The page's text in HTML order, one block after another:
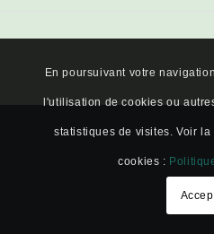
En poursuivant votre
l'utilisation de cookies ou
statistiques de visites. Voir
cookies :